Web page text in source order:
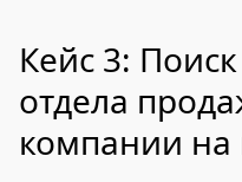
Кейс 3:
отдела
компании